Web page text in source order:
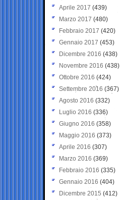
Aprile 2017 (439)
Marzo 2017 (480)
Febbraio 2017 (420)
Gennaio 2017 (453)
Dicembre 2016 (438)
Novembre 2016 (438)
Ottobre 2016 (424)
Settembre 2016 (367)
Agosto 2016 (332)
Luglio 2016 (336)
Giugno 2016 (358)
Maggio 2016 (373)
Aprile 2016 (307)
Marzo 2016 (369)
Febbraio 2016 (335)
Gennaio 2016 (404)
Dicembre 2015 (412)